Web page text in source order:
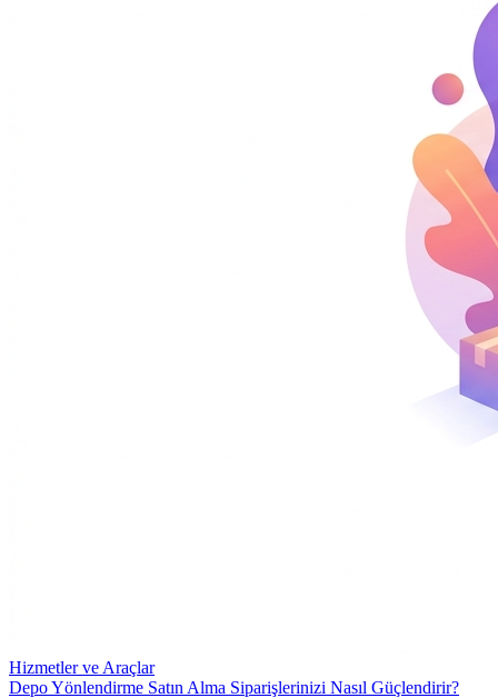
Hizmetler ve Araçlar
Depo Yönlendirme Satın Alma Siparişlerinizi Nasıl Güçlendirir?